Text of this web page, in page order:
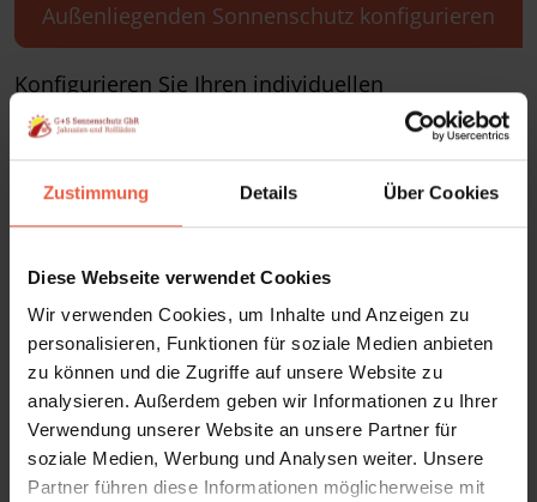
Zustimmung Details Über Cookies
Diese Webseite verwendet Cookies
Wir verwenden Cookies, um Inhalte und Anzeigen zu
personalisieren, Funktionen für soziale Medien anbieten
zu können und die Zugriffe auf unsere Website zu
analysieren. Außerdem geben wir Informationen zu Ihrer
Verwendung unserer Website an unsere Partner für
soziale Medien, Werbung und Analysen weiter. Unsere
Partner führen diese Informationen möglicherweise mit
Außenliegenden Sonnenschutz konfigurieren
Konfigurieren Sie Ihren individuellen
Sonnenschutz am Fenster
und erhalten Sie ein